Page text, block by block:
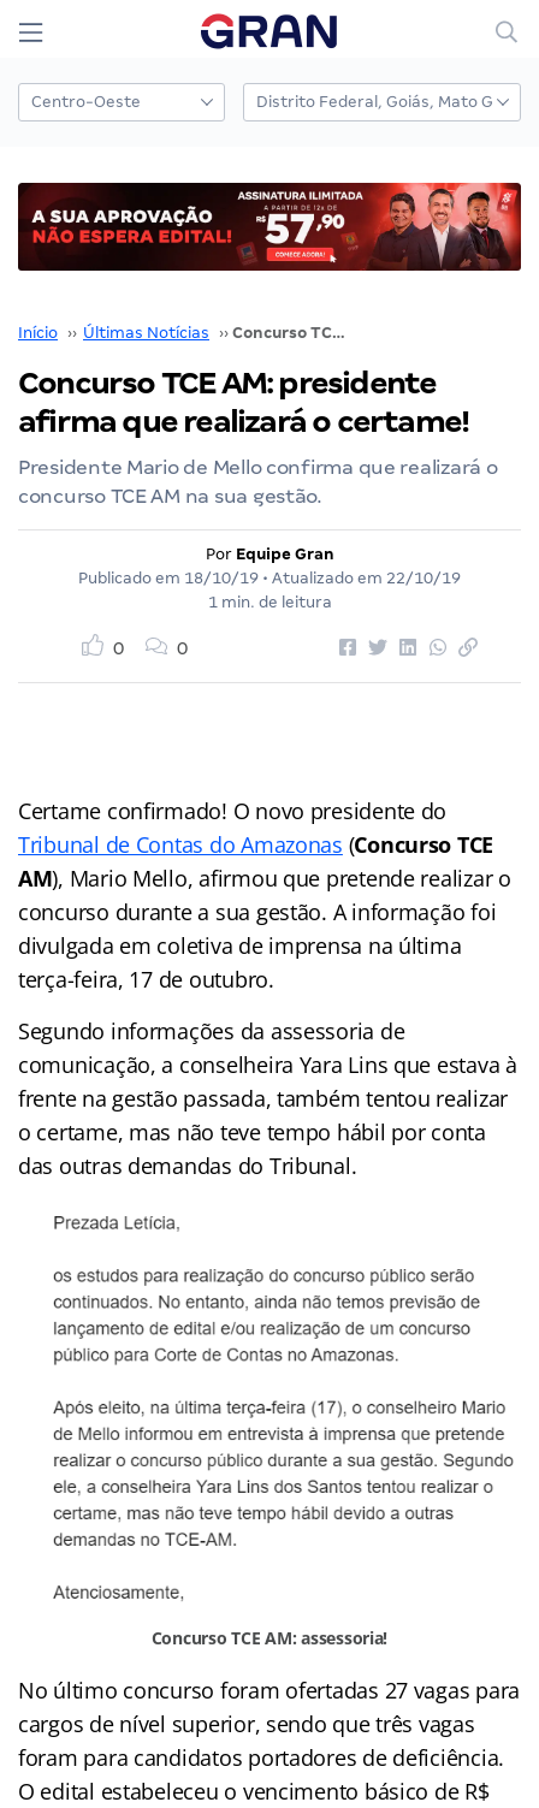
Início ›› Últimas Notícias ›› Concurso TCE AM: presidente afirma que realizará o certame!
Concurso TCE AM: presidente
afirma que realizará o certame!
Presidente Mario de Mello confirma que realizará o
concurso TCE AM na sua gestão.
Por Equipe Gran
Publicado em 18/10/19 • Atualizado em 22/10/19
1 min. de leitura
0 0
Certame confirmado! O novo presidente do
Tribunal de Contas do Amazonas (Concurso TCE
AM), Mario Mello, afirmou que pretende realizar o
concurso durante a sua gestão. A informação foi
divulgada em coletiva de imprensa na última
terça-feira, 17 de outubro.
Segundo informações da assessoria de
comunicação, a conselheira Yara Lins que estava à
frente na gestão passada, também tentou realizar
o certame, mas não teve tempo hábil por conta
das outras demandas do Tribunal.
Concurso TCE AM: assessoria!
No último concurso foram ofertadas 27 vagas para
cargos de nível superior, sendo que três vagas
foram para candidatos portadores de deficiência.
O edital estabeleceu o vencimento básico de R$